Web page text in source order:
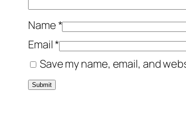
Name*
Email*
Save my name, email, and